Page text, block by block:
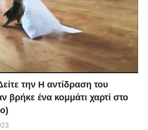
την Η αντίδραση του
βρήκε ένα κομμάτι χαρτί στο